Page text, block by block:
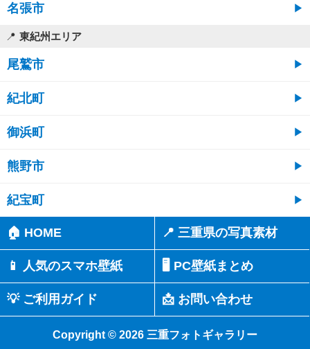
名張市
東紀州エリア
尾鷲市
紀北町
御浜町
熊野市
紀宝町
🏠 HOME 📍 三重県の写真素材
📱 人気のスマホ壁紙 🖥️ PC壁紙まとめ
💡 ご利用ガイド 📩 お問い合わせ
Copyright © 2026 三重フォトギャラリー